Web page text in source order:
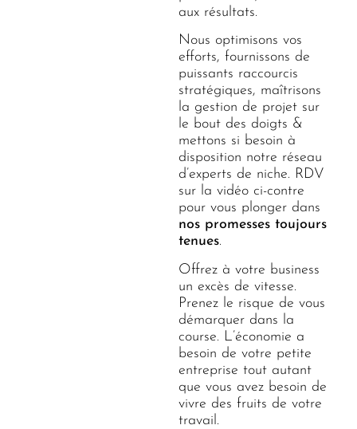
aux résultats.
Nous optimisons vos
efforts, fournissons de
puissants raccourcis
stratégiques, maîtrisons
la gestion de projet sur
le bout des doigts &
mettons si besoin à
disposition notre réseau
d’experts de niche. RDV
sur la vidéo ci-contre
pour vous plonger dans
nos promesses toujours
tenues.
Offrez à votre business
un excès de vitesse.
Prenez le risque de vous
démarquer dans la
course. L’économie a
besoin de votre petite
entreprise tout autant
que vous avez besoin de
vivre des fruits de votre
travail.